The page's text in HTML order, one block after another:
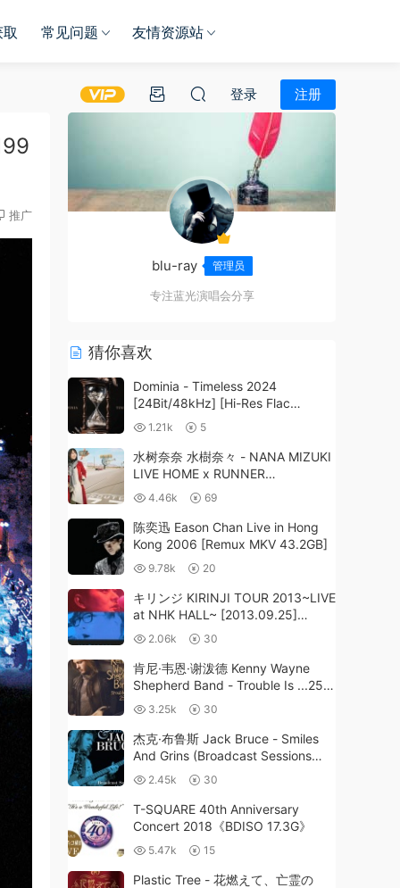
常见问题 友情资源站
登录 注册
推广
blu-ray 管理员
专注蓝光演唱会分享
猜你喜欢
Dominia - Timeless 2024
[24Bit/48kHz] [Hi-Res Flac
733MB]
1.21k 5
水树奈奈 水樹奈々 - NANA MIZUKI
LIVE HOME x RUNNER
2022《BDISO 4BD 175GB》
4.46k 69
陈奕迅 Eason Chan Live in Hong
Kong 2006 [Remux MKV 43.2GB]
9.78k 20
キリンジ KIRINJI TOUR 2013~LIVE
at NHK HALL~ [2013.09.25]
[BDISO 42.4GB]
2.06k 30
肯尼·韦恩·谢泼德 Kenny Wayne
Shepherd Band - Trouble Is ...25
[2022]《BDMV 40.3GB》
3.25k 30
杰克·布鲁斯 Jack Bruce - Smiles
And Grins (Broadcast Sessions
1970-2001) (2024) SD Blu-Ray
[BDMV 2BD 32.2GB]
2.45k 30
T-SQUARE 40th Anniversary
Concert 2018《BDISO 17.3G》
5.47k 15
Plastic Tree - 花燃えて、亡霊の